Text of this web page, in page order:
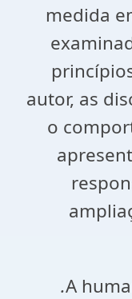
medida
autor, as
o
.A